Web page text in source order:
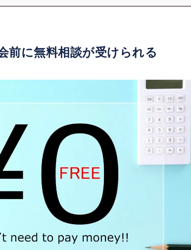
前に無料相談が受けられる